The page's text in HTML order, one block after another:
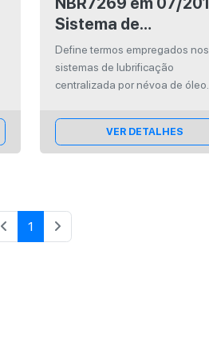
Sistema de
lubrificação
centralizada por
de óleo
Define termos empregados nos
sistemas de lubrificação
centralizada por névoa de óleo.
VER DETALHES
1